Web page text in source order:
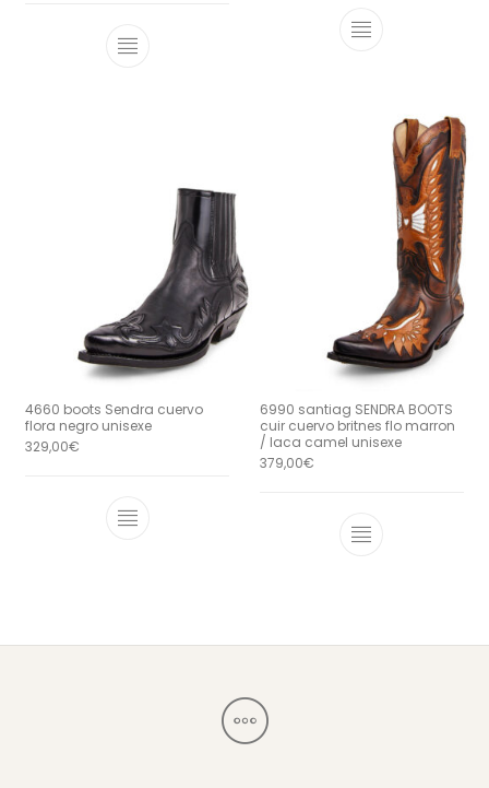
Ce produit a plusieurs variations.
Ce produit a
4660 boots Sendra cuervo
flora negro unisexe
329,00€
Ce produit a plusieurs variations.
6990 santiag SENDRA BOOTS
cuir cuervo britnes flo marron
/ laca camel unisexe
379,00€
Ce produit a